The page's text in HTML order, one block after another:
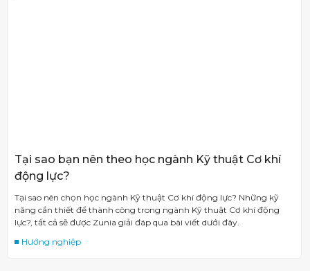
Tại sao bạn nên theo học ngành Kỹ thuật Cơ khí
động lực?
Tại sao nên chọn học ngành Kỹ thuật Cơ khí động lực? Những kỹ
năng cần thiết để thành công trong ngành Kỹ thuật Cơ khí động
lực?, tất cả sẽ được Zunia giải đáp qua bài viết dưới đây.
Hướng nghiệp